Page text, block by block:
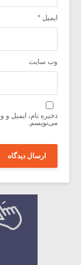
ایمیل *
وب‌ سایت
ذخیره نام، ایمیل
می‌نویسم.